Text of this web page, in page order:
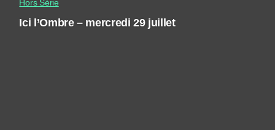
Hors Série
Ici l’Ombre – mercredi 29 juillet